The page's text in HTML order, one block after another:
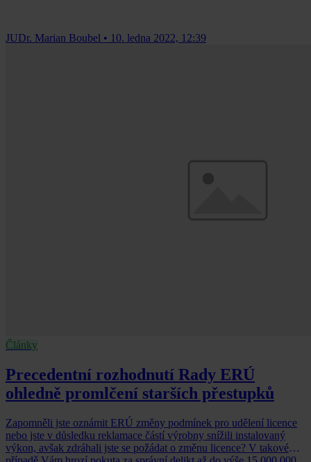
JUDr. Marian Boubel • 10. ledna 2022, 12:39
Články
Precedentní rozhodnutí Rady ERÚ
ohledně promlčení starších přestupků
Zapomněli jste oznámit ERÚ změny podmínek pro udělení licence
nebo jste v důsledku reklamace částí výrobny snížili instalovaný
výkon, avšak zdráhali jste se požádat o změnu licence? V takovém